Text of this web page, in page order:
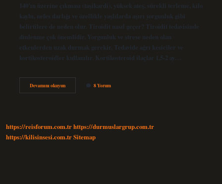
140’ın üzerine çıkması (taşikardi), yüksek ateş, sürekli terleme, kilo
kaybı, nefes darlığı ve özellikle yaşlılarda aşırı yorgunluk gibi
belirtilere de neden olur. Tiroidit nasıl geçer? Tiroidit tedavisinde
dinlenme çok önemlidir. Yorgunluk ve strese neden olan
etkenlerden uzak durmak gerekir. Tedavide ağrı kesiciler ve
kortikosteroidler kullanılır. Kortikosteroid ilaçlar 1,5-2 ay…
Devamını okuyunTirit
Neden
8 Yorum
https://reisforum.com.trhttps://durmuslargrup.com.tr
https://kilisinsesi.com.trSitemap